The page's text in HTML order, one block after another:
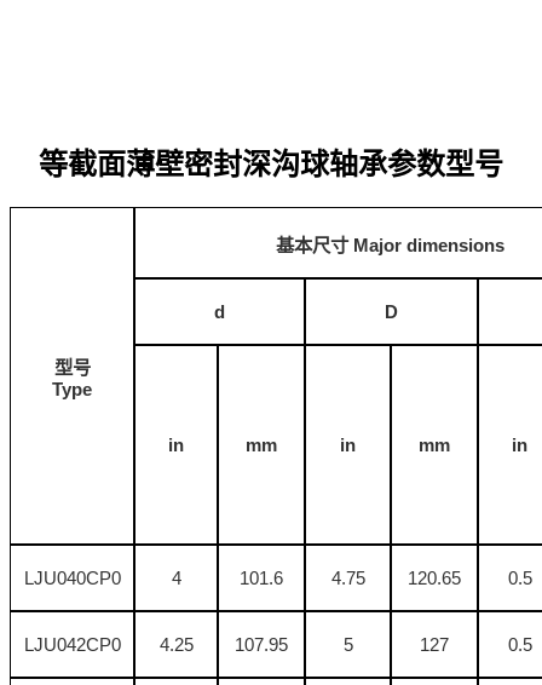
等截面薄壁密封深沟球轴承参数型号
型号
Type
基本尺寸Major dimensions
d D
in mm in mm in
LJU040CP0 4 101.6 4.75 120.65 0.5
LJU042CP0 4.25 107.95 5 127 0.5